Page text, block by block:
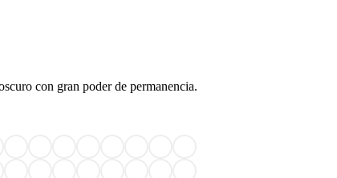
con gran poder de permanencia.